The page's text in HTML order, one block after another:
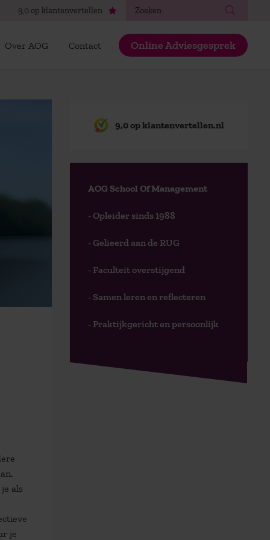
9,0 op klantenvertellen
Over AOG Contact Online Adviesgesprek
als
je
9,0 op klantenvertellen.nl
AOG School Of Management
- Opleider sinds 1988
- Gelieerd aan de RUG
- Faculteit overstijgend
- Samen leren en reflecteren
- Praktijkgericht en persoonlijk